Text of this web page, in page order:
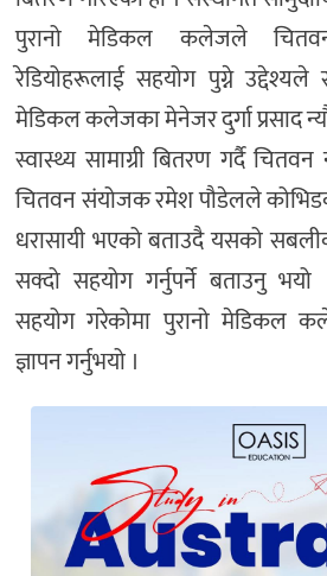
पुरानो मेडिकल कलेजले
रेडियोहरूलाई सहयोग पुग्ने उद्देश्यले
मेडिकल कलेजका मेनेजर दुर्गा प्रसाद
स्वास्थ्य सामाग्री बितरण गर्दै
चितवन संयोजक रमेश पौडेलले
धरासायी भएको बताउदै यसको
सक्दो सहयोग गर्नुपर्ने बताउनु भयो
सहयोग गरेकोमा पुरानो मेडिकल
ज्ञापन गर्नुभयो ।